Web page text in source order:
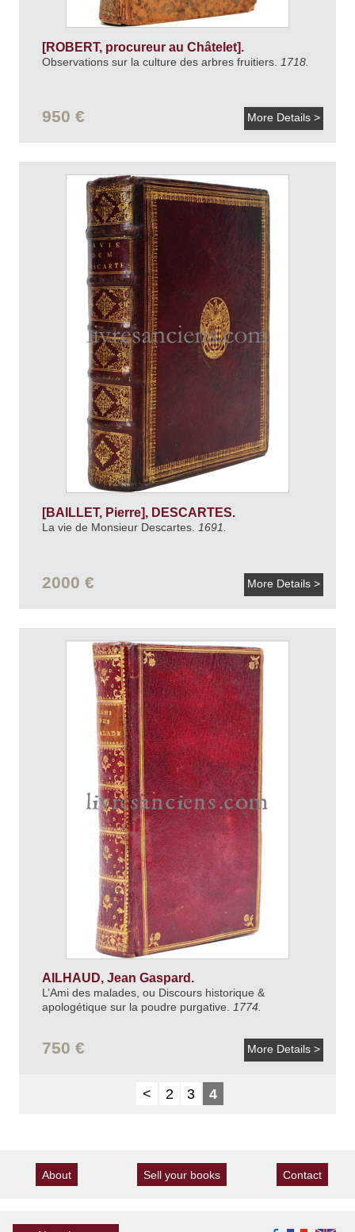
[ROBERT, procureur au Châtelet].
Observations sur la culture des arbres fruitiers. 1718.
950 € More Details >
[BAILLET, Pierre], DESCARTES.
La vie de Monsieur Descartes. 1691.
2000 € More Details >
AILHAUD, Jean Gaspard.
L’Ami des malades, ou Discours historique &
apologétique sur la poudre purgative. 1774.
750 € More Details >
< 2 3 4
About Sell your books Contact